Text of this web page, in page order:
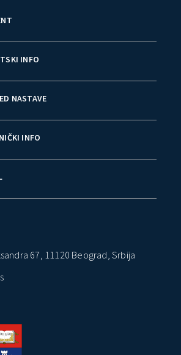
INFO
NASTAVE
INFO
67, 11120 Beograd, Srbija